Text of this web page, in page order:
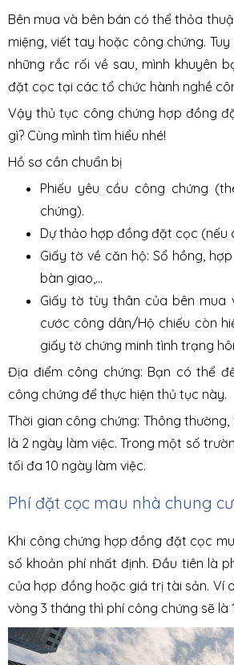
Bên mua và bên bán có thể thỏa
miệng, viết tay hoặc công chứng.
những rắc rối về sau, mình khuyên
đặt cọc tại các tổ chức hành nghề
Vậy thủ tục công chứng hợp đồng
gì? Cùng mình tìm hiểu nhé!
Hồ sơ cần chuẩn bị
Phiếu yêu cầu công chứng
chứng).
Dự thảo hợp đồng đặt cọc (nếu
Giấy tờ về căn hộ: Sổ hồng,
bàn giao,...
Giấy tờ tùy thân của bên mua
cước công dân/Hộ chiếu còn
giấy tờ chứng minh tình trạng
Địa điểm công chứng: Bạn có thể
công chứng để thực hiện thủ tục này.
Thời gian công chứng: Thông
là 2 ngày làm việc. Trong một số
tối đa 10 ngày làm việc.
Phí đặt cọc mau nhà chung
Khi công chứng hợp đồng đặt cọc
số khoản phí nhất định. Đầu tiên là
của hợp đồng hoặc giá trị tài sản. Ví
vòng 3 tháng thì phí công chứng sẽ là